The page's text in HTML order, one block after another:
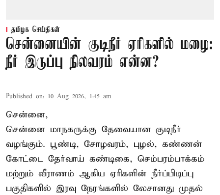
தமிழக செய்திகள்
சென்னையின் குடிநீர் ஏரிகளில் மழை:
நீர் இருப்பு நிலவரம் என்ன?
Published on: 10 Aug 2026, 1:45 am
சென்னை,
சென்னை மாநகருக்கு தேவையான குடிநீர்
வழங்கும். பூண்டி, சோழவரம், புழல், கண்ணன்
கோட்டை தேர்வாய் கண்டிகை, செம்பரம்பாக்கம்
மற்றும் வீராணம் ஆகிய ஏரிகளின் நீர்ப்பிடிப்பு
பகுதிகளில் இரவு நேரங்களில் லேசானது முதல்